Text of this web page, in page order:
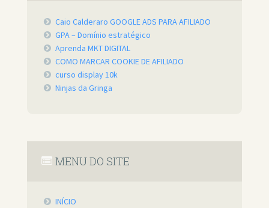
Caio Calderaro GOOGLE ADS PARA AFILIADO
GPA – Domínio estratégico
Aprenda MKT DIGITAL
COMO MARCAR COOKIE DE AFILIADO
curso display 10k
Ninjas da Gringa
MENU DO SITE
INÍCIO